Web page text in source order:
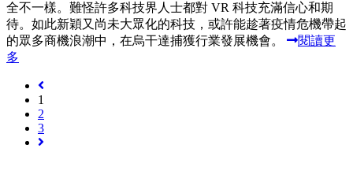
全不一樣。難怪許多科技界人士都對 VR 科技充滿信心和期
待。如此新穎又尚未大眾化的科技，或許能趁著疫情危機帶起
的眾多商機浪潮中，在烏干達捕獲行業發展機會。
閱讀更
多
1
2
3